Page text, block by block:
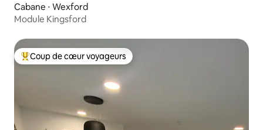
Cabane ⋅ Wexford
Module Kingsford
Coups de cœur voyageurs les plus appréciés
Coup de cœur voyageurs